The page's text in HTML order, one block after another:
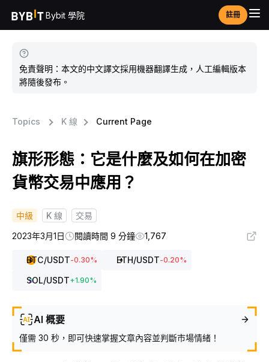
Bybit 學院 註冊
免責聲明：本文的中文譯文採用機器翻譯生成，人工編輯版本
將隨後發布。
Topics K 線 Current Page
旗形形態：它是什麼及如何在加密
貨幣交易中應用？
中級 K 線
交易
2023年3月1日
閱讀時間 9 分鐘 1,767
BTC/USDT-0.30% ETH/USDT-0.20%
SOL/USDT+1.90%
AI 概要
僅需 30 秒，即可快速掌握文章內容並判斷市場情緒！